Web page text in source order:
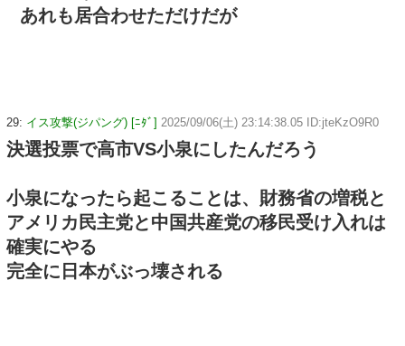
あれも居合わせただけだが
29: イス攻撃(ジパング) [ﾆﾀﾞ] 2025/09/06(土) 23:14:38.05 ID:jteKzO9R0
決選投票で高市VS小泉にしたんだろう
小泉になったら起こることは、財務省の増税と
アメリカ民主党と中国共産党の移民受け入れは
確実にやる
完全に日本がぶっ壊される